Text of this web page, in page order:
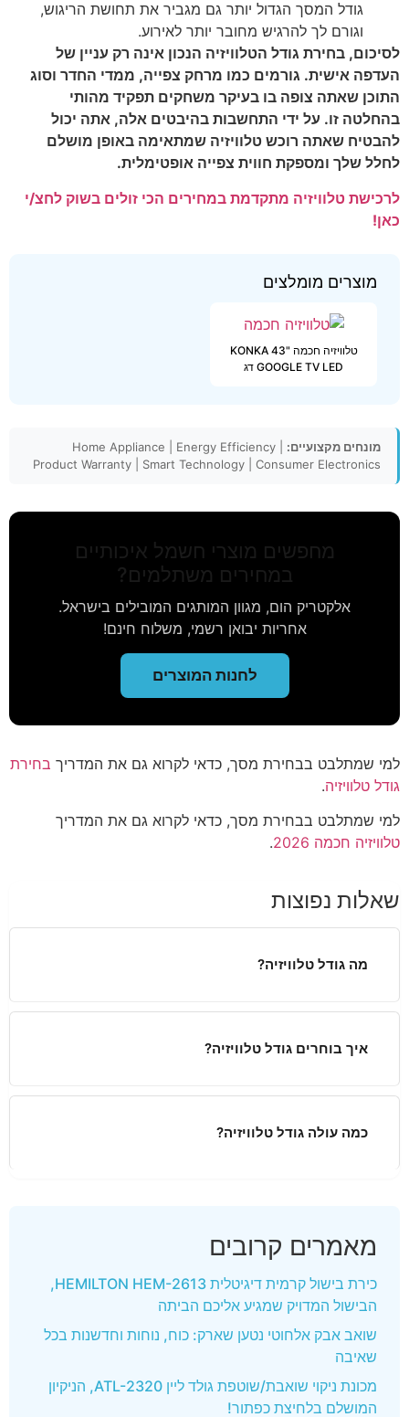
גודל המסך הגדול יותר גם מגביר את תחושת הריגוש,
וגורם לך להרגיש מחובר יותר לאירוע.
לסיכום, בחירת גודל הטלוויזיה הנכון אינה רק עניין של
העדפה אישית. גורמים כמו מרחק צפייה, ממדי החדר וסוג
התוכן שאתה צופה בו בעיקר משחקים תפקיד מהותי
בהחלטה זו. על ידי התחשבות בהיבטים אלה, אתה יכול
להבטיח שאתה רוכש טלוויזיה שמתאימה באופן מושלם
לחלל שלך ומספקת חווית צפייה אופטימלית.
לרכישת טלוויזיה מתקדמת במחירים הכי זולים בשוק לחצ/י
כאן!
מוצרים מומלצים
טלוויזיה חכמה "43 KONKA
GOOGLE TV LED דג
מונחים מקצועיים:
Home Appliance | Energy Efficiency |
Product Warranty | Smart Technology | Consumer Electronics
מחפשים מוצרי חשמל איכותיים
במחירים משתלמים?
אלקטריק הום, מגוון המותגים המובילים בישראל.
אחריות יבואן רשמי, משלוח חינם!
לחנות המוצרים
למי שמתלבט בבחירת מסך, כדאי לקרוא גם את המדריך בחירת
גודל טלוויזיה.
למי שמתלבט בבחירת מסך, כדאי לקרוא גם את המדריך
טלוויזיה חכמה 2026
.
שאלות נפוצות
מה גודל טלוויזיה?
איך בוחרים גודל טלוויזיה?
כמה עולה גודל טלוויזיה?
מאמרים קרובים
כירת בישול קרמית דיגיטלית HEMILTON HEM-2613,
הבישול המדויק שמגיע אליכם הביתה
שואב אבק אלחוטי נטען שארק: כוח, נוחות וחדשנות בכל
שאיבה
מכונת ניקוי שואבת/שוטפת גולד ליין ATL-2320, הניקיון
המושלם בלחיצת כפתור!